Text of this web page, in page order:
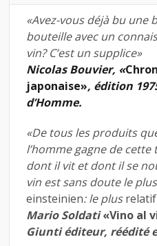
«Avez-vous déjà bu une
bouteille avec un
vin? C’est un supplice»
Nicolas Bouvier, «
japonaise», édition
d’Homme.
«De tous les produits
l’homme gagne de cette
dont il vit et dont il se
vin est sans doute le plus
einsteinien: le plusrelatif
Mario Soldati«Vino al
Giunti éditeur, réédité